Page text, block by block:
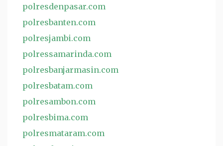
polresdenpasar.com
polresbanten.com
polresjambi.com
polressamarinda.com
polresbanjarmasin.com
polresbatam.com
polresambon.com
polresbima.com
polresmataram.com